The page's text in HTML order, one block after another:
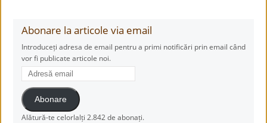
Abonare la articole via email
Introduceți adresa de email pentru a primi notificări prin email când
vor fi publicate articole noi.
Adresă
email
Abonare
Alătură-te celorlalți 2.842 de abonați.